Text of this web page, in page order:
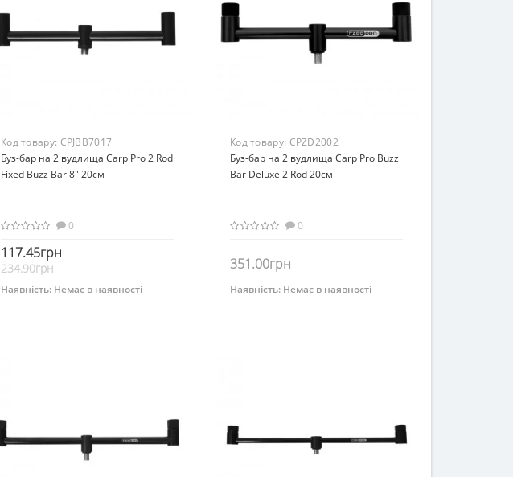
Код товару: CPJBB7017
Буз-бар на 2 вудлища Carp Pro 2 Rod
Fixed Buzz Bar 8" 20см
0
117.45грн
234.90грн
Немає на складі
Наявність: Немає в наявності
Код товару: CPZD2002
Буз-бар на 2 вудлища Carp Pro Buzz
Bar Deluxe 2 Rod 20см
0
351.00грн
Немає на складі
Наявність: Немає в наявності